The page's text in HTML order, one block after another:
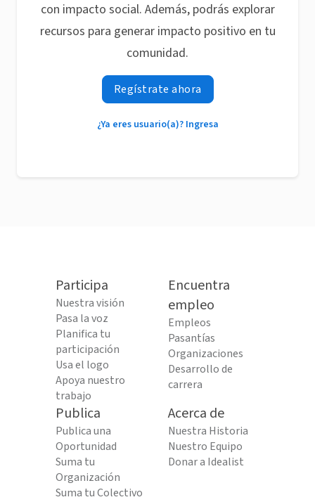
con impacto social. Además, podrás explorar
recursos para generar impacto positivo en tu
comunidad.
Regístrate ahora
¿Ya eres usuario(a)? Ingresa
Participa
Nuestra visión
Pasa la voz
Planifica tu
participación
Usa el logo
Apoya nuestro
trabajo
Encuentra
empleo
Empleos
Pasantías
Organizaciones
Desarrollo de
carrera
Publica
Publica una
Oportunidad
Suma tu
Organización
Suma tu Colectivo
Acerca de
Nuestra Historia
Nuestro Equipo
Donar a Idealist